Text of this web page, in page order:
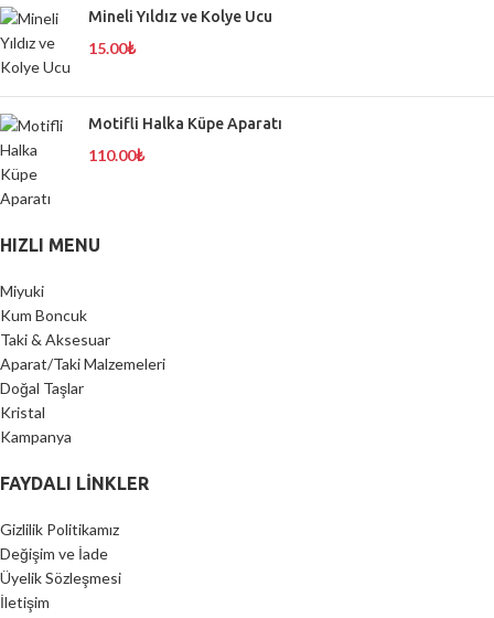
Mineli Yıldız ve Kolye Ucu
15.00₺
Motifli Halka Küpe Aparatı
110.00₺
HIZLI MENU
Miyuki
Kum Boncuk
Taki & Aksesuar
Aparat/Taki Malzemeleri
Doğal Taşlar
Kristal
Kampanya
FAYDALI LİNKLER
Gizlilik Politikamız
Değişim ve İade
Üyelik Sözleşmesi
İletişim